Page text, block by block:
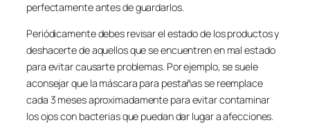
perfectamente antes de guardarlos.
Periódicamente debes revisar el estado de los productos y
deshacerte de aquellos que se encuentren en mal estado
para evitar causarte problemas. Por ejemplo, se suele
aconsejar que la máscara para pestañas se reemplace
cada 3 meses aproximadamente para evitar contaminar
los ojos con bacterias que puedan dar lugar a afecciones.